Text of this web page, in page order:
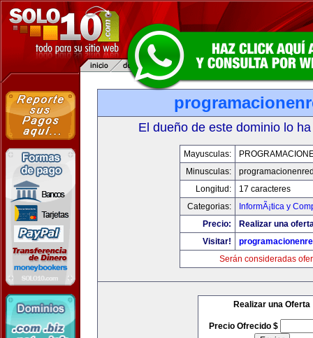
El dueño de este dominio lo
Mayusculas:
Minusculas:
Longitud:
17 caracteres
Categorias:
InformÃ¡tica y
Precio:
Realizar una
Visitar!
Serán consideradas
Realizar una Oferta
Precio Ofrecido $